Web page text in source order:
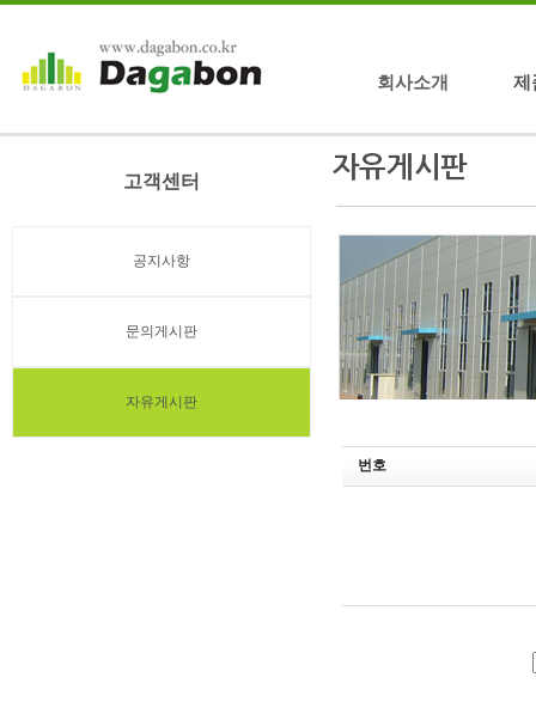
회사소개 제
고객센터
공지사항
문의게시판
자유게시판
번호